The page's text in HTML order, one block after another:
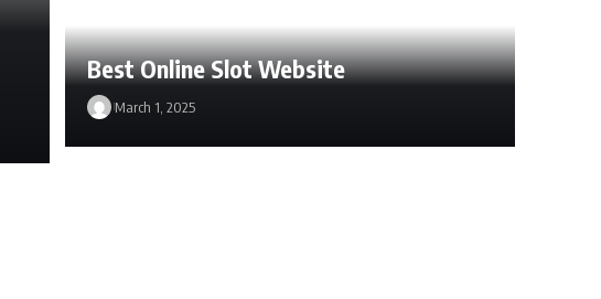
March 1, 2025
Best Online Slot Website
March 1, 2025